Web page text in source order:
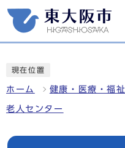
現在位置
ホーム 健康・医療・福祉
老人センター